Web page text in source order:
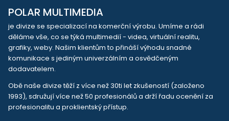
POLAR MULTIMEDIA
je divize se specializací na komerční výrobu. Umíme a rádi
děláme vše, co se týká multimedií - videa, virtuální realitu,
grafiky, weby. Našim klientům to přináší výhodu snadné
komunikace s jediným univerzálním a osvědčeným
dodavatelem.
Obě naše divize těží z více než 30ti let zkušeností (založeno
1993), sdružují více než 50 profesionálů a drží řadu ocenění za
profesionalitu a proklientský přístup.